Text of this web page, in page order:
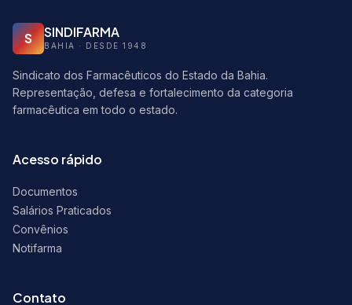
S SINDIFARMA
BAHIA · DESDE 1948
Sindicato dos Farmacêuticos do Estado da Bahia.
Representação, defesa e fortalecimento da categoria
farmacêutica em todo o estado.
Acesso rápido
Documentos
Salários Praticados
Convênios
Notifarma
Contato